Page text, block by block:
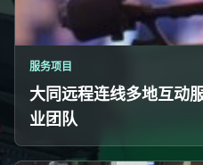
服务项目
大同远程连线多地互动
业团队